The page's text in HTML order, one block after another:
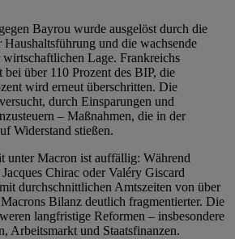
Bayrou wurde ausgelöst durch die
und die wachsende
Lage. Frankreichs
bei über 110 Prozent des BIP, die
wird erneut überschritten. Die
durch Einsparungen und
– Maßnahmen, die in der
Widerstand stießen.
unter Macron ist auffällig: Während
Chirac oder Valéry Giscard
durchschnittlichen Amtszeiten von über
Bilanz deutlich fragmentierter. Die
langfristige Reformen – insbesondere
Arbeitsmarkt und Staatsfinanzen.